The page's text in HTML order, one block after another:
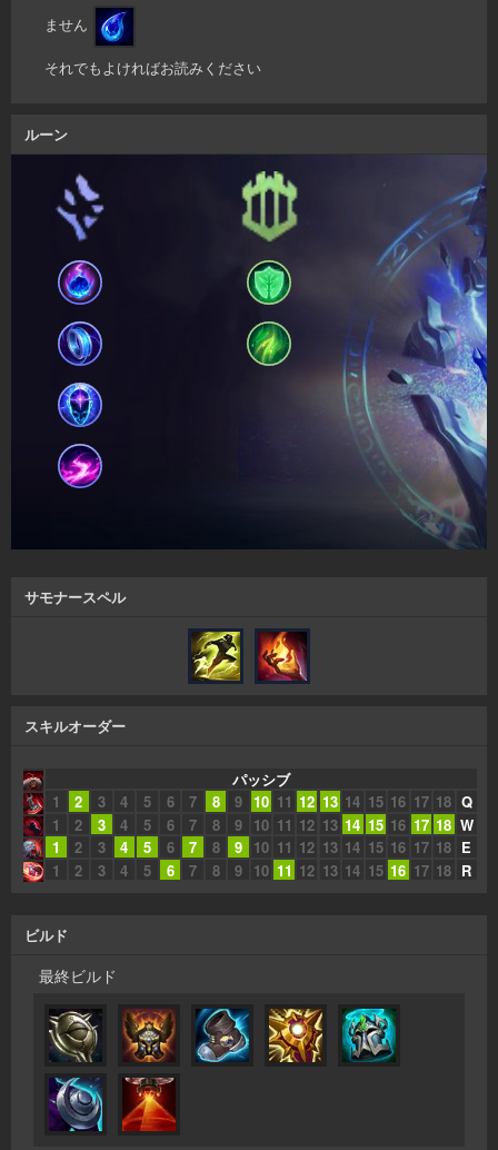
ません
それでもよければお読みください
ルーン
サモナースペル
スキルオーダー
パッシブ
1
2 3 4 5 6 7 8 9 10 11 12 13 14 15 16 17 18 Q
1
2 3 4 5 6 7 8 9 10 11 12 13 14 15 16 17 18 W
1
2 3 4 5 6 7 8 9 10 11 12 13 14 15 16 17 18 E
1
2 3 4 5 6 7 8 9 10 11 12 13 14 15 16 17 18 R
ビルド
最終ビルド